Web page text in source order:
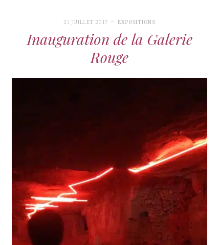
21 JUILLET 2017 EXPOSITIONS
Inauguration de la Galerie
Rouge